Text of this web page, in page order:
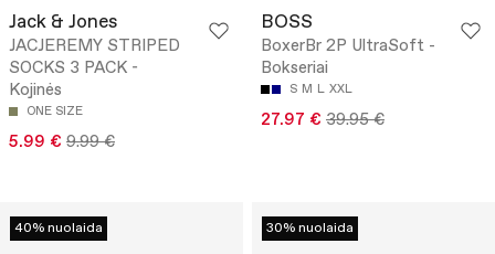
Jack & Jones
JACJEREMY STRIPED
SOCKS 3 PACK -
Kojinės
ONE SIZE
5.99 € 9.99 €
BOSS
BoxerBr 2P UltraSoft -
Bokseriai
S M L XXL
27.97 € 39.95 €
40% nuolaida 30% nuolaida